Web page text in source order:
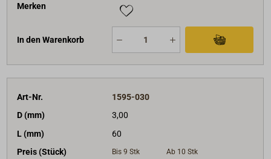
Merken
In den Warenkorb
Art-Nr.
1595-030
D (mm)
3,00
L (mm)
60
Preis (Stück)
Bis 9 Stk Ab 10 Stk